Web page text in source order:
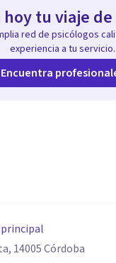
hoy tu viaje
red de psicólogos
experiencia a tu servicio.
Encuentra
14005 Córdoba